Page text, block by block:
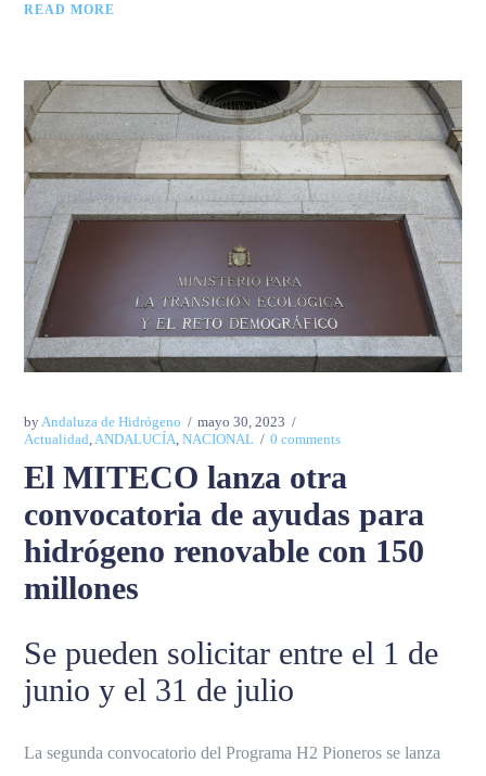
READ MORE
by Andaluza de Hidrógeno
mayo 30, 2023
Actualidad ANDALUCÍA ,NACIONAL 0 comments
El MITECO lanza otra
convocatoria de ayudas para
hidrógeno renovable con 150
millones
Se pueden solicitar entre el 1 de
junio y el 31 de julio
La segunda convocatorio del Programa H2 Pioneros se lanza